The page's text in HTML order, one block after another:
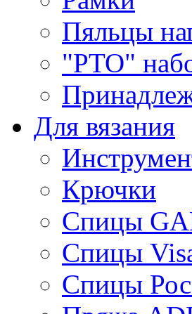
Пяльцы
"РТО"
Для вязания
Крючки
Спицы
Спицы
Спицы